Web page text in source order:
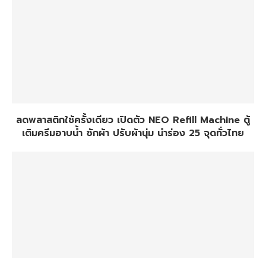
ลดพลาสติกใช้ครั้งเดียว เปิดตัว NEO Refill Machine ตู้
เติมครีมอาบน้ำ ซักผ้า ปรับผ้านุ่ม นำร่อง 25 จุดทั่วไทย